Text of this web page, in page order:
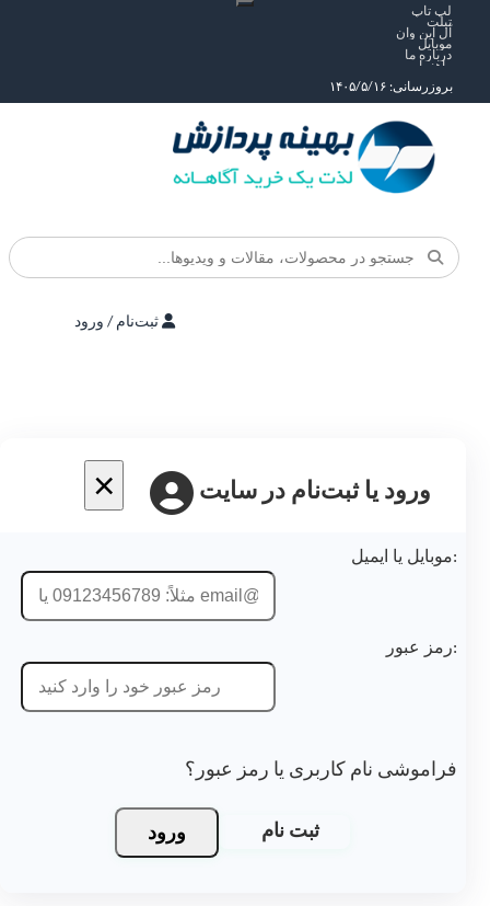
لپ تاپ
تبلت
آل این وان
موبایل
درباره ما
راهنما
بروزرسانی: ۱۴۰۵/۵/۱۶
ثبت‌نام / ورود
× ورود یا ثبت‌نام در سایت
موبایل یا ایمیل:
رمز عبور:
فراموشی نام کاربری یا رمز عبور؟
ورود ثبت نام